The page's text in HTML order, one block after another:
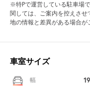
※特Pで運営している駐車場
関しては、ご案内を控えさ
地の情報と差異がある場合が
車室サイズ
幅